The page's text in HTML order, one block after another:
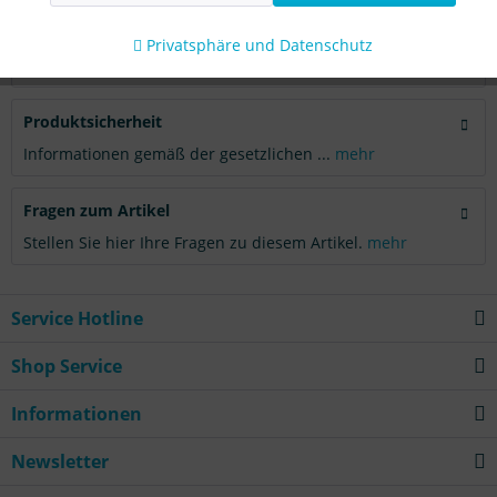
Produktsicherheit
Informationen gemäß der gesetzlichen ... mehr
Fragen zum Artikel
Stellen Sie hier Ihre Fragen zu diesem Artikel. mehr
Service Hotline
Shop Service
Informationen
Newsletter
Tracking Aktiv
Privatsphäre und Datenschutz